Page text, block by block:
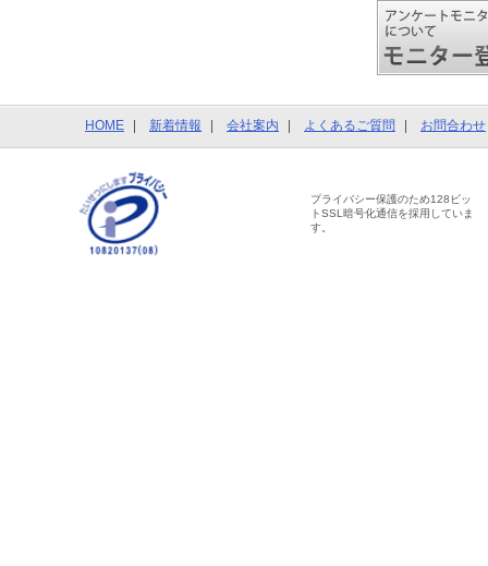
HOME 新着情報 会社案内 よくあるご質問 お問合わせ
プライバシー保護のため128ビッ
トSSL暗号化通信を採用していま
す。